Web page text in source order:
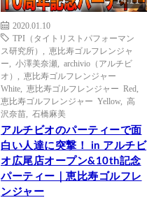
2020.01.10
TPI（タイトリストパフォーマン
ス研究所）
恵比寿ゴルフレンジャ
ー
小澤美奈瀬
archivio（アルチビ
オ）
恵比寿ゴルフレンジャー
White
恵比寿ゴルフレンジャー Red
恵比寿ゴルフレンジャー Yellow, 高
沢奈苗
石橋麻美
アルチビオのパーティーで面
白い人達に突撃！ in アルチビ
オ広尾店オープン&10th記念
パーティー｜恵比寿ゴルフレ
ンジャー